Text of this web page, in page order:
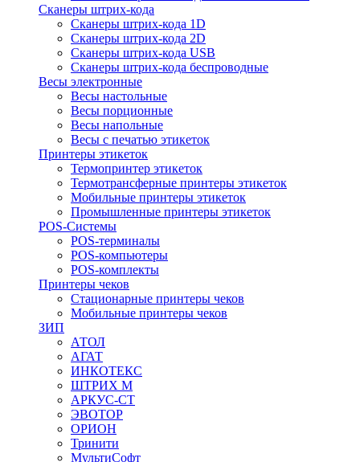
Сканеры штрих-кода
Сканеры штрих-кода 1D
Сканеры штрих-кода 2D
Сканеры штрих-кода USB
Сканеры штрих-кода беспроводные
Весы электронные
Весы настольные
Весы порционные
Весы напольные
Весы с печатью этикеток
Принтеры этикеток
Термопринтер этикеток
Термотрансферные принтеры этикеток
Мобильные принтеры этикеток
Промышленные принтеры этикеток
POS-Системы
POS-терминалы
POS-компьютеры
POS-комплекты
Принтеры чеков
Стационарные принтеры чеков
Мобильные принтеры чеков
ЗИП
АТОЛ
АГАТ
ИНКОТЕКС
ШТРИХ М
АРКУС-СТ
ЭВОТОР
ОРИОН
Тринити
МультиСофт